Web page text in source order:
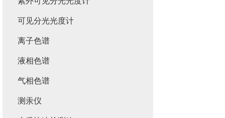
可见分光光度计
离子色谱
液相色谱
气相色谱
测汞仪